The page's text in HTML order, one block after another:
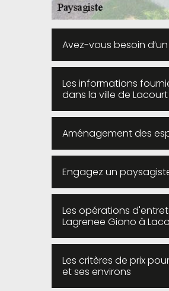
Avez-vous besoin
Les informations
dans la ville de Lacourt
Aménagement des
Engagez un
Les opérations
Lagrenee Giono à
Les critères de prix
et ses environs